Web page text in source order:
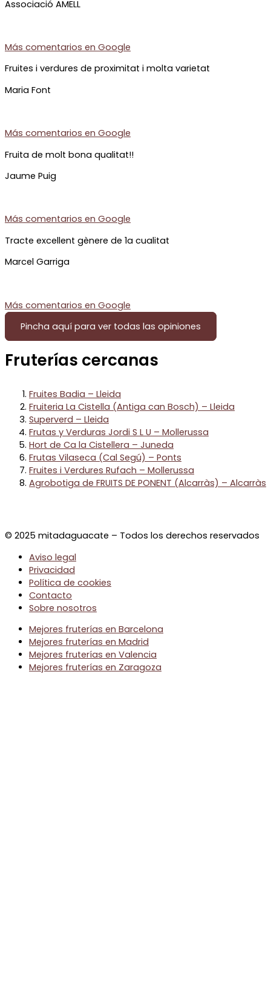
Associació AMELL
Más comentarios en Google
Fruites i verdures de proximitat i molta varietat
Maria Font
Más comentarios en Google
Fruita de molt bona qualitat!!
Jaume Puig
Más comentarios en Google
Tracte excellent gènere de 1a cualitat
Marcel Garriga
Más comentarios en Google
Pincha aquí para ver todas las opiniones
Fruterías cercanas
Fruites Badia – Lleida
Fruiteria La Cistella (Antiga can Bosch) – Lleida
Superverd – Lleida
Frutas y Verduras Jordi S L U – Mollerussa
Hort de Ca la Cistellera – Juneda
Frutas Vilaseca (Cal Segú) – Ponts
Fruites i Verdures Rufach – Mollerussa
Agrobotiga de FRUITS DE PONENT (Alcarràs) – Alcarràs
© 2025 mitadaguacate – Todos los derechos reservados
Aviso legal
Privacidad
Política de cookies
Contacto
Sobre nosotros
Mejores fruterías en Barcelona
Mejores fruterías en Madrid
Mejores fruterías en Valencia
Mejores fruterías en Zaragoza